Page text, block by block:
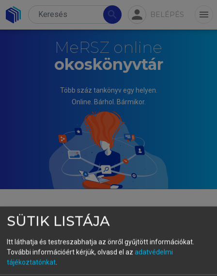
search person BELÉPÉS menu
MeRSZ online
okoskönyvtár
Több száz tankönyv egy helyen.
Online. Bárhol. Bármikor.
BÁRDOS JENŐ
A nyelvi mérés és értékelés
elmélete és gyakorlata
SÜTIK LISTÁJA
Itt láthatja és testreszabhatja az önről gyűjtött információkat.
További információért kérjük, olvasd el az adatvédelmi
tájékoztatónkat